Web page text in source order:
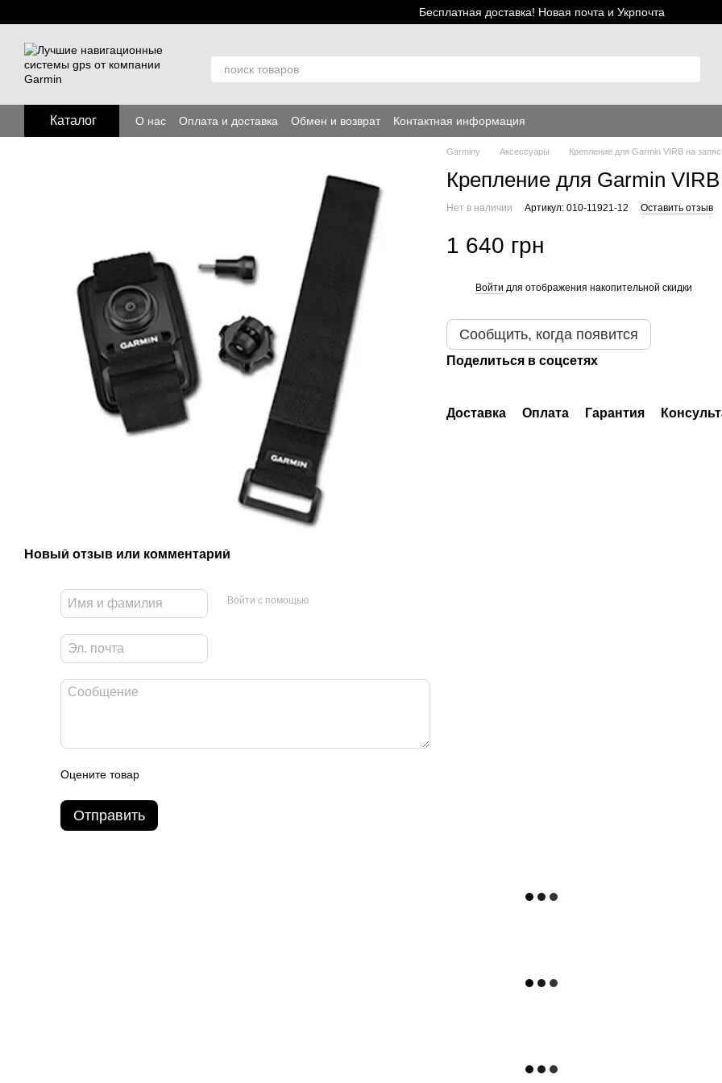
Бесплатная доставка! Новая почта и Укрпочта
Каталог О нас Оплата и доставка Обмен и возврат Контактная информация
Новый отзыв или комментарий
Войти с помощью
Оцените товар
Отправить
Garminy Аксессуары Крепление для Garmin VIRB на
Крепление для Garmin
Нет в наличии Артикул: 010-11921-12 Оставить отзыв
1 640 грн
Войти для отображения накопительной скидки
Сообщить, когда появится
Поделиться в соцсетях
Доставка Оплата Гарантия